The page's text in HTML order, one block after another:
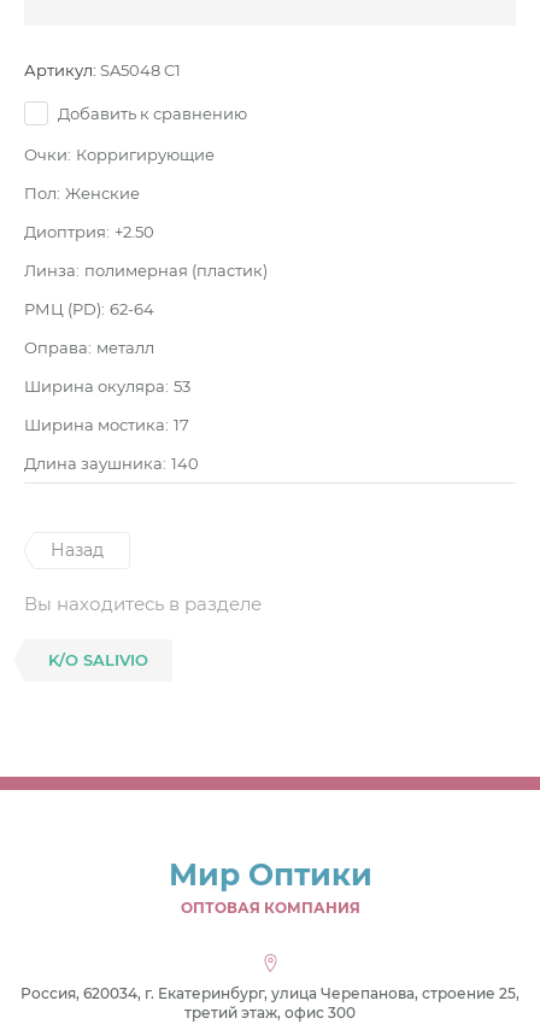
Артикул: SA5048 C1
Добавить к сравнению
Очки: Корригирующие
Пол: Женские
Диоптрия: +2.50
Линза: полимерная (пластик)
РМЦ (PD): 62-64
Оправа: металл
Ширина окуляра: 53
Ширина мостика: 17
Длина заушника: 140
Назад
Вы находитесь в разделе
K/O SALIVIO
Мир Оптики
ОПТОВАЯ КОМПАНИЯ
Россия, 620034, г. Екатеринбург, улица Черепанова, строение 25,
третий этаж, офис 300